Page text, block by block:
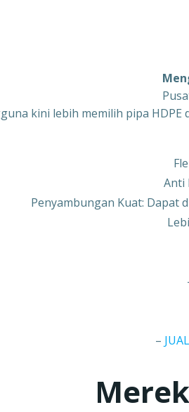
kini lebih memilih pipa
Anti
Penyambungan Kuat: Dapat
–